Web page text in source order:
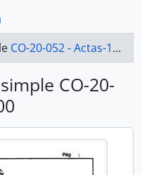
CO-20-052 - Actas-1998-2000
CO-20-